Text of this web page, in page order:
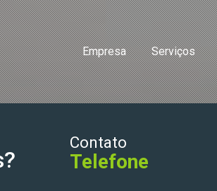
Empresa Serviços
Contato
Telefone